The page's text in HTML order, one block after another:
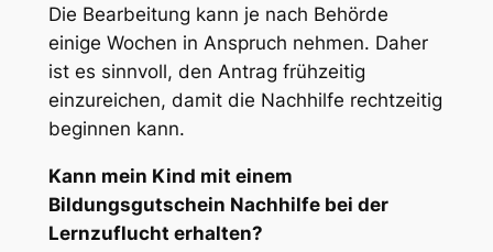
Die Bearbeitung kann je nach Behörde
einige Wochen in Anspruch nehmen. Daher
ist es sinnvoll, den Antrag frühzeitig
einzureichen, damit die Nachhilfe rechtzeitig
beginnen kann.
Kann mein Kind mit einem
Bildungsgutschein Nachhilfe bei der
Lernzuflucht erhalten?